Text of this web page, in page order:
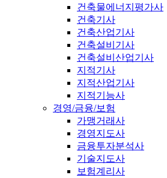
건축물에너지평가사
건축기사
건축산업기사
건축설비기사
건축설비산업기사
지적기사
지적산업기사
지적기능사
경영/금융/보험
가맹거래사
경영지도사
금융투자분석사
기술지도사
보험계리사